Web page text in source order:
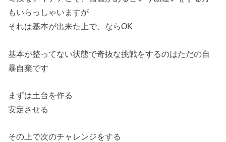
もいらっしゃいますが
それは基本が出来た上で、ならOK
基本が整ってない状態で奇抜な挑戦をするのはただの自
暴自棄です
まずは土台を作る
安定させる
その上で次のチャレンジをする